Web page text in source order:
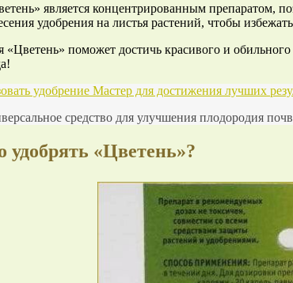
является концентрированным препаратом,
удобрения на листья растений, чтобы
поможет достичь красивого и
удобрение Мастер для достижения лучших
средство для улучшения плодородия
«Цветень»?